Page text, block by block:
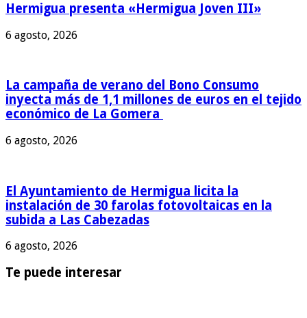
Hermigua presenta «Hermigua Joven III»
6 agosto, 2026
La campaña de verano del Bono Consumo
inyecta más de 1,1 millones de euros en el tejido
económico de La Gomera
6 agosto, 2026
El Ayuntamiento de Hermigua licita la
instalación de 30 farolas fotovoltaicas en la
subida a Las Cabezadas
6 agosto, 2026
Te puede interesar